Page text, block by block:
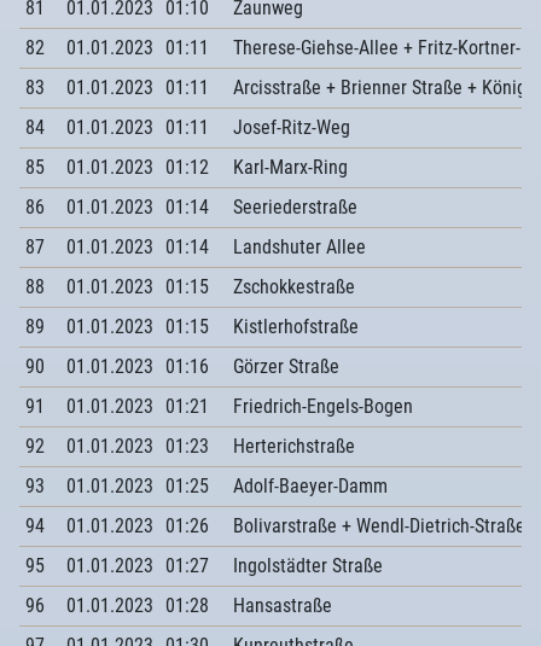
81
01.01.2023 01:10
Zaunweg
82
01.01.2023 01:11
Therese-Giehse-Allee + Fritz-Kortner-
83
01.01.2023 01:11
Arcisstraße + Brienner Straße +
84
01.01.2023 01:11
Josef-Ritz-Weg
85
01.01.2023 01:12
Karl-Marx-Ring
86
01.01.2023 01:14
Seeriederstraße
87
01.01.2023 01:14
Landshuter Allee
88
01.01.2023 01:15
Zschokkestraße
89
01.01.2023 01:15
Kistlerhofstraße
90
01.01.2023 01:16
Görzer Straße
91
01.01.2023 01:21
Friedrich-Engels-Bogen
92
01.01.2023 01:23
Herterichstraße
93
01.01.2023 01:25
Adolf-Baeyer-Damm
94
01.01.2023 01:26
Bolivarstraße + Wendl-Dietrich-Straße
95
01.01.2023 01:27
Ingolstädter Straße
96
01.01.2023 01:28
Hansastraße